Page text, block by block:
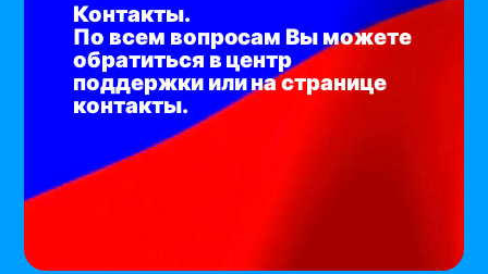
Контакты.
По всем вопросам Вы можете
обратиться в центр
поддержки или на странице
контакты.